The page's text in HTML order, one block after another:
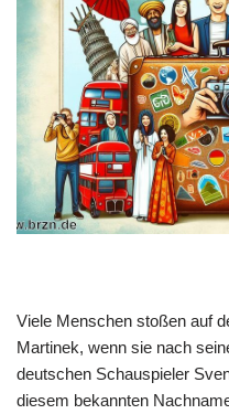
Viele Menschen stoßen auf
Martinek, wenn sie nach
deutschen Schauspieler
diesem bekannten